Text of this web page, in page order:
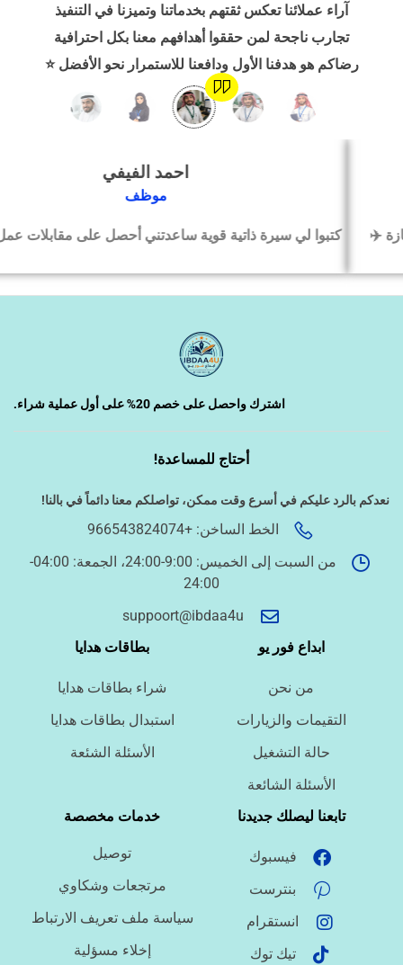
آراء عملائنا تعكس ثقتهم بخدماتنا وتميزنا في التنفيذ
تجارب ناجحة لمن حققوا أهدافهم معنا بكل احترافية
رضاكم هو هدفنا الأول ودافعنا للاستمرار نحو الأفضل ⭐
احمد الفيفي
كتبوا لي سيرة ذاتية قوية ساعدتني أحصل على مقابلات عمل بسرعة
اشترك واحصل على خصم 20% على أول عملية شراء.
أحتاج للمساعدة!
نعدكم بالرد عليكم في أسرع وقت ممكن، تواصلكم معنا دائماً في بالنا!
الخط الساخن: +966543824074
من السبت إلى الخميس: 9:00-24:00، الجمعة: 04:00-
24:00
suppoort@ibdaa4u
ابداع فور يو
من نحن
التقيمات والزيارات
حالة التشغيل
الأسئلة الشائعة
بطاقات هدايا
شراء بطاقات هدايا
استبدال بطاقات هدايا
الأسئلة الشئعة
تابعنا ليصلك جديدنا
فيسبوك
بنترست
انستقرام
تيك توك
خدمات مخصصة
توصيل
مرتجعات وشكاوي
سياسة ملف تعريف الارتباط
إخلاء مسؤلية
الوظائف ‹
تصميم موقع/متجر/تطبيق
‹
دراسة الجدوى وخطط المشاريع
الخدمات الإلكترونية الحكومية
ما نوع الملف؟
ما درجة الاستعجال؟
هل تحتاج تنسيقًا أو توثيق مراجع؟